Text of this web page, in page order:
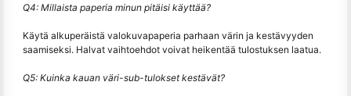
Q4: Millaista paperia minun pitäisi käyttää?
Käytä alkuperäistä valokuvapaperia parhaan värin ja kestävyyden
saamiseksi. Halvat vaihtoehdot voivat heikentää tulostuksen laatua.
Q5: Kuinka kauan väri-sub-tulokset kestävät?